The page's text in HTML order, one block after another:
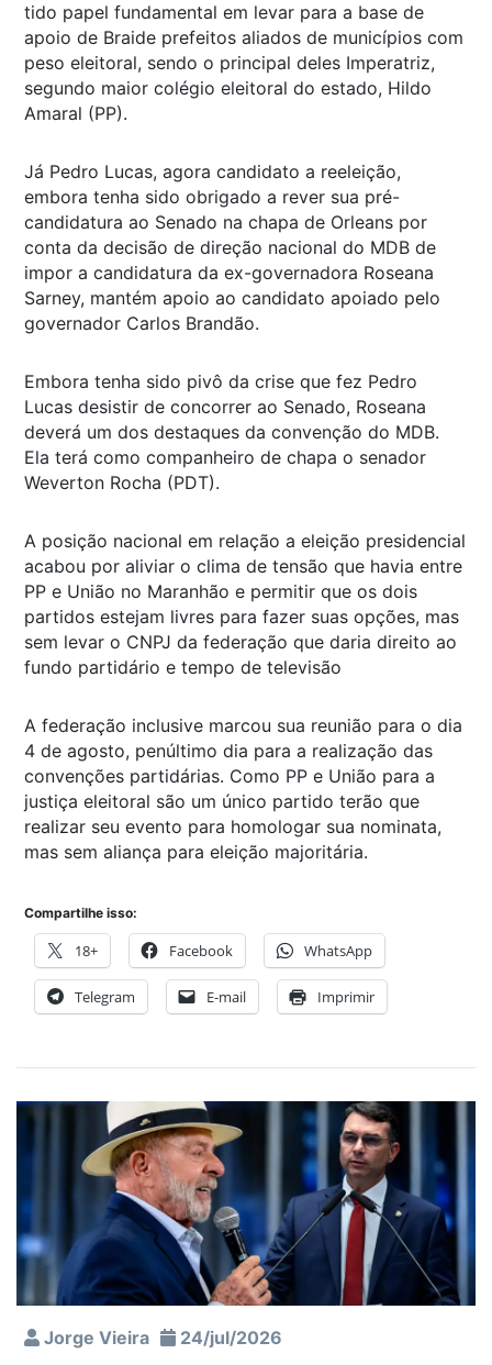
tido papel fundamental em levar para a base de
apoio de Braide prefeitos aliados de municípios com
peso eleitoral, sendo o principal deles Imperatriz,
segundo maior colégio eleitoral do estado, Hildo
Amaral (PP).
Já Pedro Lucas, agora candidato a reeleição,
embora tenha sido obrigado a rever sua pré-
candidatura ao Senado na chapa de Orleans por
conta da decisão de direção nacional do MDB de
impor a candidatura da ex-governadora Roseana
Sarney, mantém apoio ao candidato apoiado pelo
governador Carlos Brandão.
Embora tenha sido pivô da crise que fez Pedro
Lucas desistir de concorrer ao Senado, Roseana
deverá um dos destaques da convenção do MDB.
Ela terá como companheiro de chapa o senador
Weverton Rocha (PDT).
A posição nacional em relação a eleição presidencial
acabou por aliviar o clima de tensão que havia entre
PP e União no Maranhão e permitir que os dois
partidos estejam livres para fazer suas opções, mas
sem levar o CNPJ da federação que daria direito ao
fundo partidário e tempo de televisão
A federação inclusive marcou sua reunião para o dia
4 de agosto, penúltimo dia para a realização das
convenções partidárias. Como PP e União para a
justiça eleitoral são um único partido terão que
realizar seu evento para homologar sua nominata,
mas sem aliança para eleição majoritária.
Compartilhe isso:
18+ Facebook WhatsApp
Telegram E-mail Imprimir
Jorge Vieira 24/jul/2026